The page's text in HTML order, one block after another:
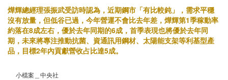
燁輝總經理張振武受訪時認為，近期鋼市「有比較鈍」，需求平穩
沒有放量，但低谷已過，今年營運不會比去年差，燁輝第1季稼動率
約落在8成左右，優於去年同期的6成，首季表現也將優於去年同
期，未來將專注推動抗菌、資通訊用鋼材、太陽能支架等利基型產
品，目標2年內貢獻營收占比達5成。
小檔案＿中央社